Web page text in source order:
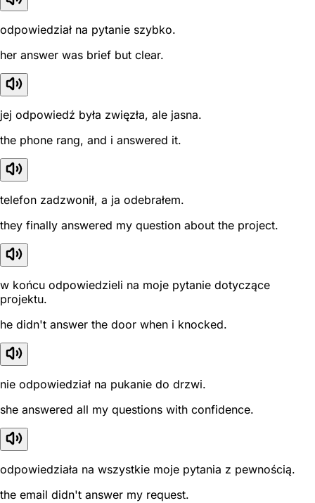
odpowiedział na pytanie szybko.
her answer was brief but clear.
jej odpowiedź była zwięzła, ale jasna.
the phone rang, and i answered it.
telefon zadzwonił, a ja odebrałem.
they finally answered my question about the project.
w końcu odpowiedzieli na moje pytanie dotyczące
projektu.
he didn't answer the door when i knocked.
nie odpowiedział na pukanie do drzwi.
she answered all my questions with confidence.
odpowiedziała na wszystkie moje pytania z pewnością.
the email didn't answer my request.